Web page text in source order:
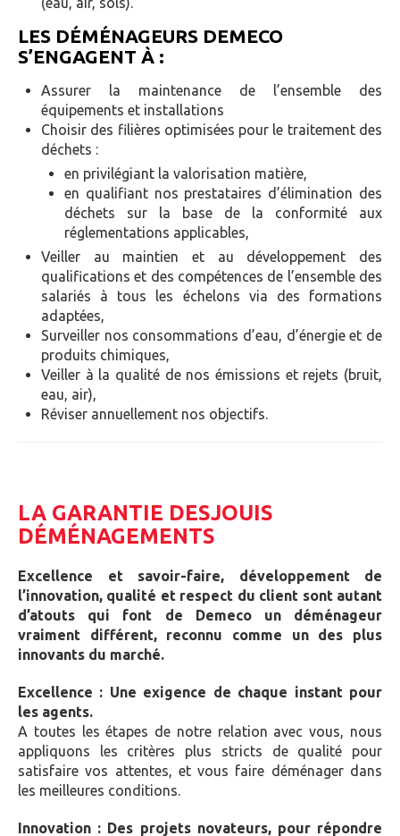
LES DÉMÉNAGEURS DEMECO
S’ENGAGENT À :
Assurer la maintenance de l’ensemble des
équipements et installations
Choisir des filières optimisées pour le traitement des
déchets :
en privilégiant la valorisation matière,
en qualifiant nos prestataires d’élimination des
déchets sur la base de la conformité aux
réglementations applicables,
Veiller au maintien et au développement des
qualifications et des compétences de l’ensemble des
salariés à tous les échelons via des formations
adaptées,
Surveiller nos consommations d’eau, d’énergie et de
produits chimiques,
Veiller à la qualité de nos émissions et rejets (bruit,
eau, air),
Réviser annuellement nos objectifs.
LA GARANTIE DESJOUIS
DÉMÉNAGEMENTS
Excellence et savoir-faire, développement de
l’innovation, qualité et respect du client sont autant
d’atouts qui font de Demeco un déménageur
vraiment différent, reconnu comme un des plus
innovants du marché.
Excellence : Une exigence de chaque instant pour
les agents.
A toutes les étapes de notre relation avec vous, nous
appliquons les critères plus stricts de qualité pour
satisfaire vos attentes, et vous faire déménager dans
les meilleures conditions.
Innovation : Des projets novateurs, pour répondre